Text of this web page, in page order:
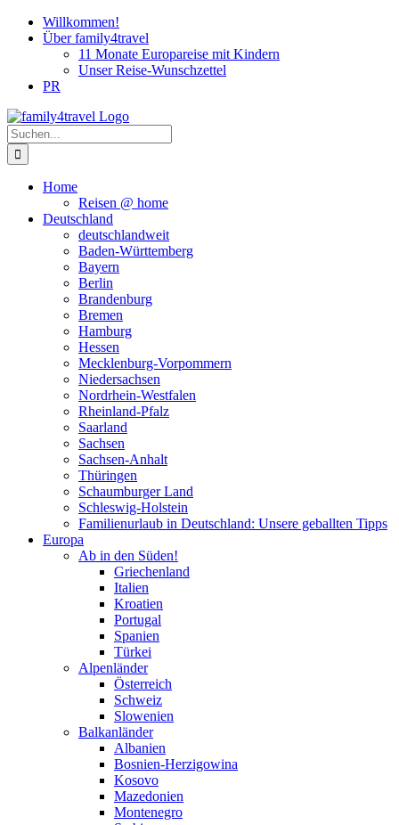
Zum
Inhalt
Willkommen!
Über family4travel
11 Monate Europareise mit Kindern
Unser Reise-Wunschzettel
PR
instagram
facebook
pinterest
Suche
nach:
Home
Reisen @ home
Deutschland
deutschlandweit
Baden-Württemberg
Bayern
Berlin
Brandenburg
Bremen
Hamburg
Hessen
Mecklenburg-Vorpommern
Niedersachsen
Nordrhein-Westfalen
Rheinland-Pfalz
Saarland
Sachsen
Sachsen-Anhalt
Thüringen
Schaumburger Land
Schleswig-Holstein
Familienurlaub in Deutschland: Unsere geballten Tipps
Europa
Ab in den Süden!
Griechenland
Italien
Kroatien
Portugal
Spanien
Türkei
Alpenländer
Österreich
Schweiz
Slowenien
Balkanländer
Albanien
Bosnien-Herzigowina
Kosovo
Mazedonien
Montenegro